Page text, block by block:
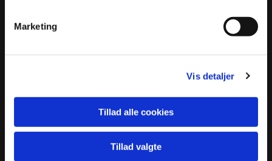
Marketing
Vis detaljer
Tillad alle cookies
Tillad valgte